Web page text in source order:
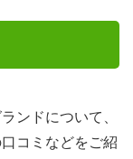
ンドについて、
コミなどをご紹